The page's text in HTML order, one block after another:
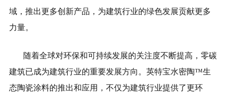
域，推出更多创新产品，为建筑行业的绿色发展贡献更多
力量。
随着全球对环保和可持续发展的关注度不断提高，零碳
建筑已成为建筑行业的重要发展方向。英特宝水密陶™生
态陶瓷涂料的推出和应用，不仅为建筑行业提供了更环